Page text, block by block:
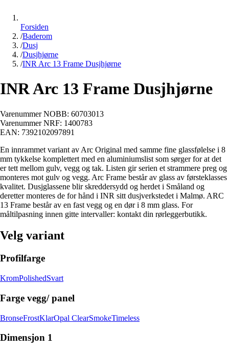
Forsiden
/Baderom
/Dusj
/Dusjhjørne
/INR Arc 13 Frame Dusjhjørne
INR Arc 13 Frame Dusjhjørne
Varenummer NOBB: 60703013
Varenummer NRF: 1400783
EAN: 7392102097891
En innrammet variant av Arc Original med samme fine glassfølelse i 8
mm tykkelse komplettert med en aluminiumslist som sørger for at det
er tett mellom gulv, vegg og tak. Listen gir serien et strammere preg og
monteres mot gulv og vegg. Arc Frame består av glass av førsteklasses
kvalitet. Dusjglassene blir skreddersydd og herdet i Småland og
deretter monteres de for hånd i INR sitt dusjverkstedet i Malmø. ARC
13 Frame består av en fast vegg og en dør i 8 mm glass. For
måltilpasning innen gitte intervaller: kontakt din rørleggerbutikk.
Velg variant
Profilfarge
KromPolishedSvart
Farge vegg/ panel
BronseFrostKlarOpal ClearSmokeTimeless
Dimensjon 1